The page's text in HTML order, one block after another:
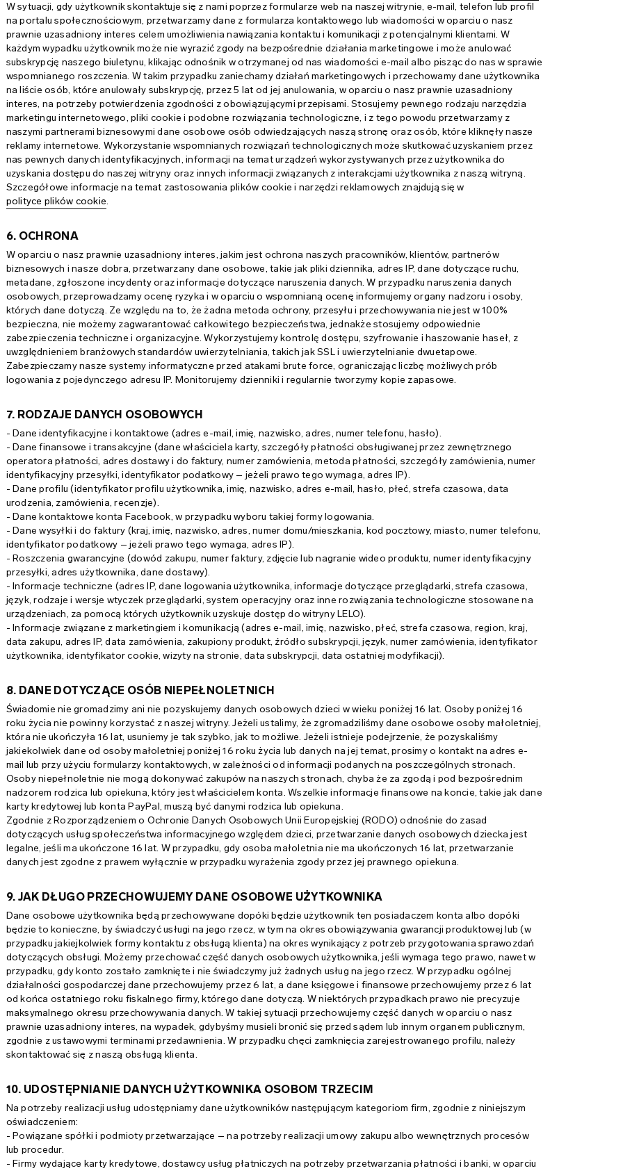
W sytuacji, gdy użytkownik skontaktuje się z nami poprzez formularze web na naszej witrynie, e-mail, telefon lub profil
na portalu społecznościowym, przetwarzamy dane z formularza kontaktowego lub wiadomości w oparciu o nasz
prawnie uzasadniony interes celem umożliwienia nawiązania kontaktu i komunikacji z potencjalnymi klientami. W
każdym wypadku użytkownik może nie wyrazić zgody na bezpośrednie działania marketingowe i może anulować
subskrypcję naszego biuletynu, klikając odnośnik w otrzymanej od nas wiadomości e-mail albo pisząc do nas w sprawie
wspomnianego roszczenia. W takim przypadku zaniechamy działań marketingowych i przechowamy dane użytkownika
na liście osób, które anulowały subskrypcję, przez 5 lat od jej anulowania, w oparciu o nasz prawnie uzasadniony
interes, na potrzeby potwierdzenia zgodności z obowiązującymi przepisami. Stosujemy pewnego rodzaju narzędzia
marketingu internetowego, pliki cookie i podobne rozwiązania technologiczne, i z tego powodu przetwarzamy z
naszymi partnerami biznesowymi dane osobowe osób odwiedzających naszą stronę oraz osób, które kliknęły nasze
reklamy internetowe. Wykorzystanie wspomnianych rozwiązań technologicznych może skutkować uzyskaniem przez
nas pewnych danych identyfikacyjnych, informacji na temat urządzeń wykorzystywanych przez użytkownika do
uzyskania dostępu do naszej witryny oraz innych informacji związanych z interakcjami użytkownika z naszą witryną.
Szczegółowe informacje na temat zastosowania plików cookie i narzędzi reklamowych znajdują się w
polityce plików cookie.
6. OCHRONA
W oparciu o nasz prawnie uzasadniony interes, jakim jest ochrona naszych pracowników, klientów, partnerów
biznesowych i nasze dobra, przetwarzany dane osobowe, takie jak pliki dziennika, adres IP, dane dotyczące ruchu,
metadane, zgłoszone incydenty oraz informacje dotyczące naruszenia danych. W przypadku naruszenia danych
osobowych, przeprowadzamy ocenę ryzyka i w oparciu o wspomnianą ocenę informujemy organy nadzoru i osoby,
których dane dotyczą. Ze względu na to, że żadna metoda ochrony, przesyłu i przechowywania nie jest w 100%
bezpieczna, nie możemy zagwarantować całkowitego bezpieczeństwa, jednakże stosujemy odpowiednie
zabezpieczenia techniczne i organizacyjne. Wykorzystujemy kontrolę dostępu, szyfrowanie i haszowanie haseł, z
uwzględnieniem branżowych standardów uwierzytelniania, takich jak SSL i uwierzytelnianie dwuetapowe.
Zabezpieczamy nasze systemy informatyczne przed atakami brute force, ograniczając liczbę możliwych prób
logowania z pojedynczego adresu IP. Monitorujemy dzienniki i regularnie tworzymy kopie zapasowe.
7. RODZAJE DANYCH OSOBOWYCH
- Dane identyfikacyjne i kontaktowe (adres e-mail, imię, nazwisko, adres, numer telefonu, hasło).
- Dane finansowe i transakcyjne (dane właściciela karty, szczegóły płatności obsługiwanej przez zewnętrznego
operatora płatności, adres dostawy i do faktury, numer zamówienia, metoda płatności, szczegóły zamówienia, numer
identyfikacyjny przesyłki, identyfikator podatkowy – jeżeli prawo tego wymaga, adres IP).
- Dane profilu (identyfikator profilu użytkownika, imię, nazwisko, adres e-mail, hasło, płeć, strefa czasowa, data
urodzenia, zamówienia, recenzje).
- Dane kontaktowe konta Facebook, w przypadku wyboru takiej formy logowania.
- Dane wysyłki i do faktury (kraj, imię, nazwisko, adres, numer domu/mieszkania, kod pocztowy, miasto, numer telefonu,
identyfikator podatkowy – jeżeli prawo tego wymaga, adres IP).
- Roszczenia gwarancyjne (dowód zakupu, numer faktury, zdjęcie lub nagranie wideo produktu, numer identyfikacyjny
przesyłki, adres użytkownika, dane dostawy).
- Informacje techniczne (adres IP, dane logowania użytkownika, informacje dotyczące przeglądarki, strefa czasowa,
język, rodzaje i wersje wtyczek przeglądarki, system operacyjny oraz inne rozwiązania technologiczne stosowane na
urządzeniach, za pomocą których użytkownik uzyskuje dostęp do witryny LELO).
- Informacje związane z marketingiem i komunikacją (adres e-mail, imię, nazwisko, płeć, strefa czasowa, region, kraj,
data zakupu, adres IP, data zamówienia, zakupiony produkt, źródło subskrypcji, język, numer zamówienia, identyfikator
użytkownika, identyfikator cookie, wizyty na stronie, data subskrypcji, data ostatniej modyfikacji).
8. DANE DOTYCZĄCE OSÓB NIEPEŁNOLETNICH
Świadomie nie gromadzimy ani nie pozyskujemy danych osobowych dzieci w wieku poniżej 16 lat. Osoby poniżej 16
roku życia nie powinny korzystać z naszej witryny. Jeżeli ustalimy, że zgromadziliśmy dane osobowe osoby małoletniej,
która nie ukończyła 16 lat, usuniemy je tak szybko, jak to możliwe. Jeżeli istnieje podejrzenie, że pozyskaliśmy
jakiekolwiek dane od osoby małoletniej poniżej 16 roku życia lub danych na jej temat, prosimy o kontakt na adres e-
mail lub przy użyciu formularzy kontaktowych, w zależności od informacji podanych na poszczególnych stronach.
Osoby niepełnoletnie nie mogą dokonywać zakupów na naszych stronach, chyba że za zgodą i pod bezpośrednim
nadzorem rodzica lub opiekuna, który jest właścicielem konta. Wszelkie informacje finansowe na koncie, takie jak dane
karty kredytowej lub konta PayPal, muszą być danymi rodzica lub opiekuna.
Zgodnie z Rozporządzeniem o Ochronie Danych Osobowych Unii Europejskiej (RODO) odnośnie do zasad
dotyczących usług społeczeństwa informacyjnego względem dzieci, przetwarzanie danych osobowych dziecka jest
legalne, jeśli ma ukończone 16 lat. W przypadku, gdy osoba małoletnia nie ma ukończonych 16 lat, przetwarzanie
danych jest zgodne z prawem wyłącznie w przypadku wyrażenia zgody przez jej prawnego opiekuna.
9. JAK DŁUGO PRZECHOWUJEMY DANE OSOBOWE UŻYTKOWNIKA
Dane osobowe użytkownika będą przechowywane dopóki będzie użytkownik ten posiadaczem konta albo dopóki
będzie to konieczne, by świadczyć usługi na jego rzecz, w tym na okres obowiązywania gwarancji produktowej lub (w
przypadku jakiejkolwiek formy kontaktu z obsługą klienta) na okres wynikający z potrzeb przygotowania sprawozdań
dotyczących obsługi. Możemy przechować część danych osobowych użytkownika, jeśli wymaga tego prawo, nawet w
przypadku, gdy konto zostało zamknięte i nie świadczymy już żadnych usług na jego rzecz. W przypadku ogólnej
działalności gospodarczej dane przechowujemy przez 6 lat, a dane księgowe i finansowe przechowujemy przez 6 lat
od końca ostatniego roku fiskalnego firmy, którego dane dotyczą. W niektórych przypadkach prawo nie precyzuje
maksymalnego okresu przechowywania danych. W takiej sytuacji przechowujemy część danych w oparciu o nasz
prawnie uzasadniony interes, na wypadek, gdybyśmy musieli bronić się przed sądem lub innym organem publicznym,
zgodnie z ustawowymi terminami przedawnienia. W przypadku chęci zamknięcia zarejestrowanego profilu, należy
skontaktować się z naszą obsługą klienta.
10. UDOSTĘPNIANIE DANYCH UŻYTKOWNIKA OSOBOM TRZECIM
Na potrzeby realizacji usług udostępniamy dane użytkowników następującym kategoriom firm, zgodnie z niniejszym
oświadczeniem:
- Powiązane spółki i podmioty przetwarzające – na potrzeby realizacji umowy zakupu albo wewnętrznych procesów
lub procedur.
- Firmy wydające karty kredytowe, dostawcy usług płatniczych na potrzeby przetwarzania płatności i banki, w oparciu